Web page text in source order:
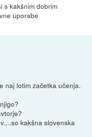
s kakšnim dobrim
uporabe
naj lotim začetka učenja.
kakšna slovenska